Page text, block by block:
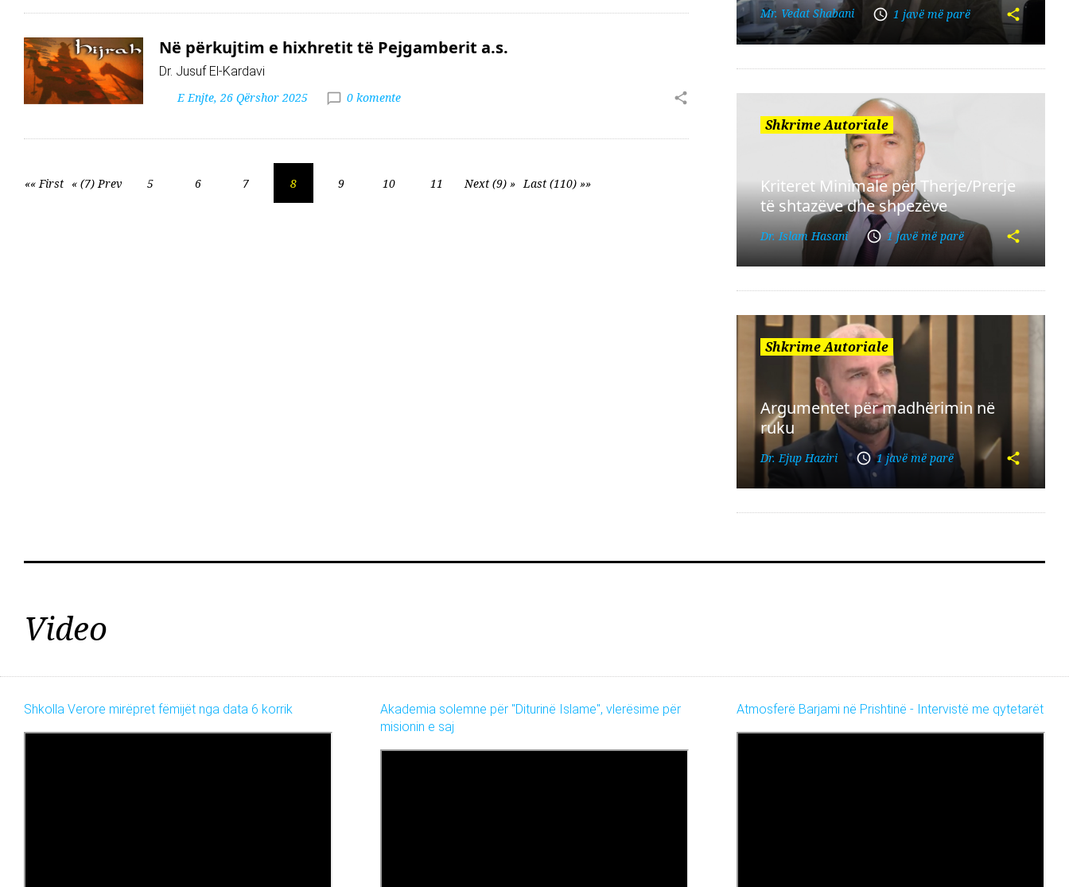
Në përkujtim e hixhretit të Pejgamberit a.s.
Dr. Jusuf El-Kardavi
E Enjte, 26 Qërshor 2025
0 komente
«« First « (7) Prev 5 6 7 8 9 10 11 Next (9) » Last (110) »»
Mr. Vedat Shabani 1 javë më parë
Shkrime Autoriale
Kriteret Minimale për Therje/Prerje
të shtazëve dhe shpezëve
Dr. Islam Hasani 1 javë më parë
Shkrime Autoriale
Argumentet për madhërimin në
ruku
Dr. Ejup Haziri 1 javë më parë
Video
Shkolla Verore mirëpret fëmijët nga data 6 korrik
Akademia solemne për "Diturinë Islame", vlerësime për
misionin e saj
Atmosferë Barjami në Prishtinë - Intervistë me qytetarët